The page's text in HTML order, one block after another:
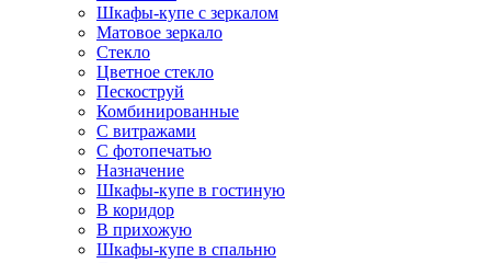
Шкафы-купе с зеркалом
Матовое зеркало
Стекло
Цветное стекло
Пескоструй
Комбинированные
С витражами
С фотопечатью
Назначение
Шкафы-купе в гостиную
В коридор
В прихожую
Шкафы-купе в спальню